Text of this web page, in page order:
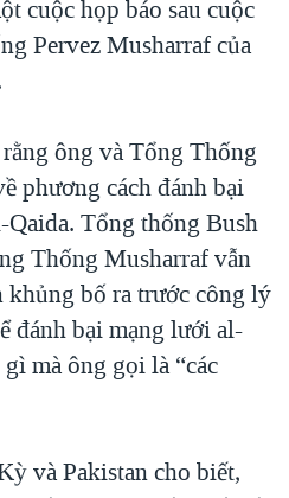
ĐƯỜNG
NAY
VIỆT NAM
TẠI VIỆT NAM
PHỦ VIỆT NAM
TRỘM HẢI SÂM
cuộc họp báo sau cuộc
Pervez Musharraf của
ông và Tổng Thống
phương cách đánh bại
Tổng thống Bush
Thống Musharraf vẫn
khủng bố ra trước công lý
đánh bại mạng lưới al-
mà ông gọi là “các
và Pakistan cho biết,